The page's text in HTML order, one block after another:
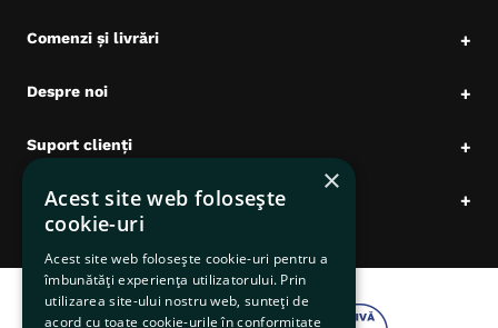
Comenzi și livrări +
Despre noi +
Suport clienți +
Date comerciale +
×
Acest site web folosește
cookie-uri
Acest site web folosește cookie-uri pentru a
îmbunătăți experiența utilizatorului. Prin
utilizarea site-ului nostru web, sunteți de
acord cu toate cookie-urile în conformitate